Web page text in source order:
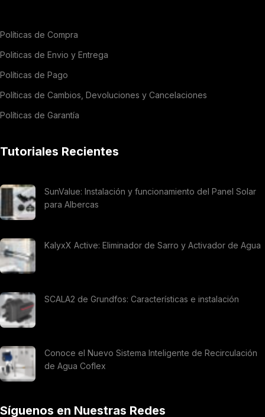
Políticas de Compra
Politicas de Envio y Entrega
Políticas de Pago
Políticas de Cambios, Devoluciones y Cancelaciones
Políticas de Garantía
Tutoriales Recientes
SunValue: Instalación y funcionamiento del Panel Solar
para Albercas
KalyxX Active: Eliminador de Sarro y Activador de Agua
SCALA2 de Grundfos: Características e instalación
Conoce el Nuevo Sistema Inteligente de Recirculación
de Agua Coflex
Síguenos en Nuestras Redes